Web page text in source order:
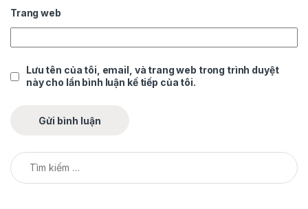
Trang web
Lưu tên của tôi, email, và trang web trong trình duyệt
này cho lần bình luận kế tiếp của tôi.
Tìm kiếm cho: